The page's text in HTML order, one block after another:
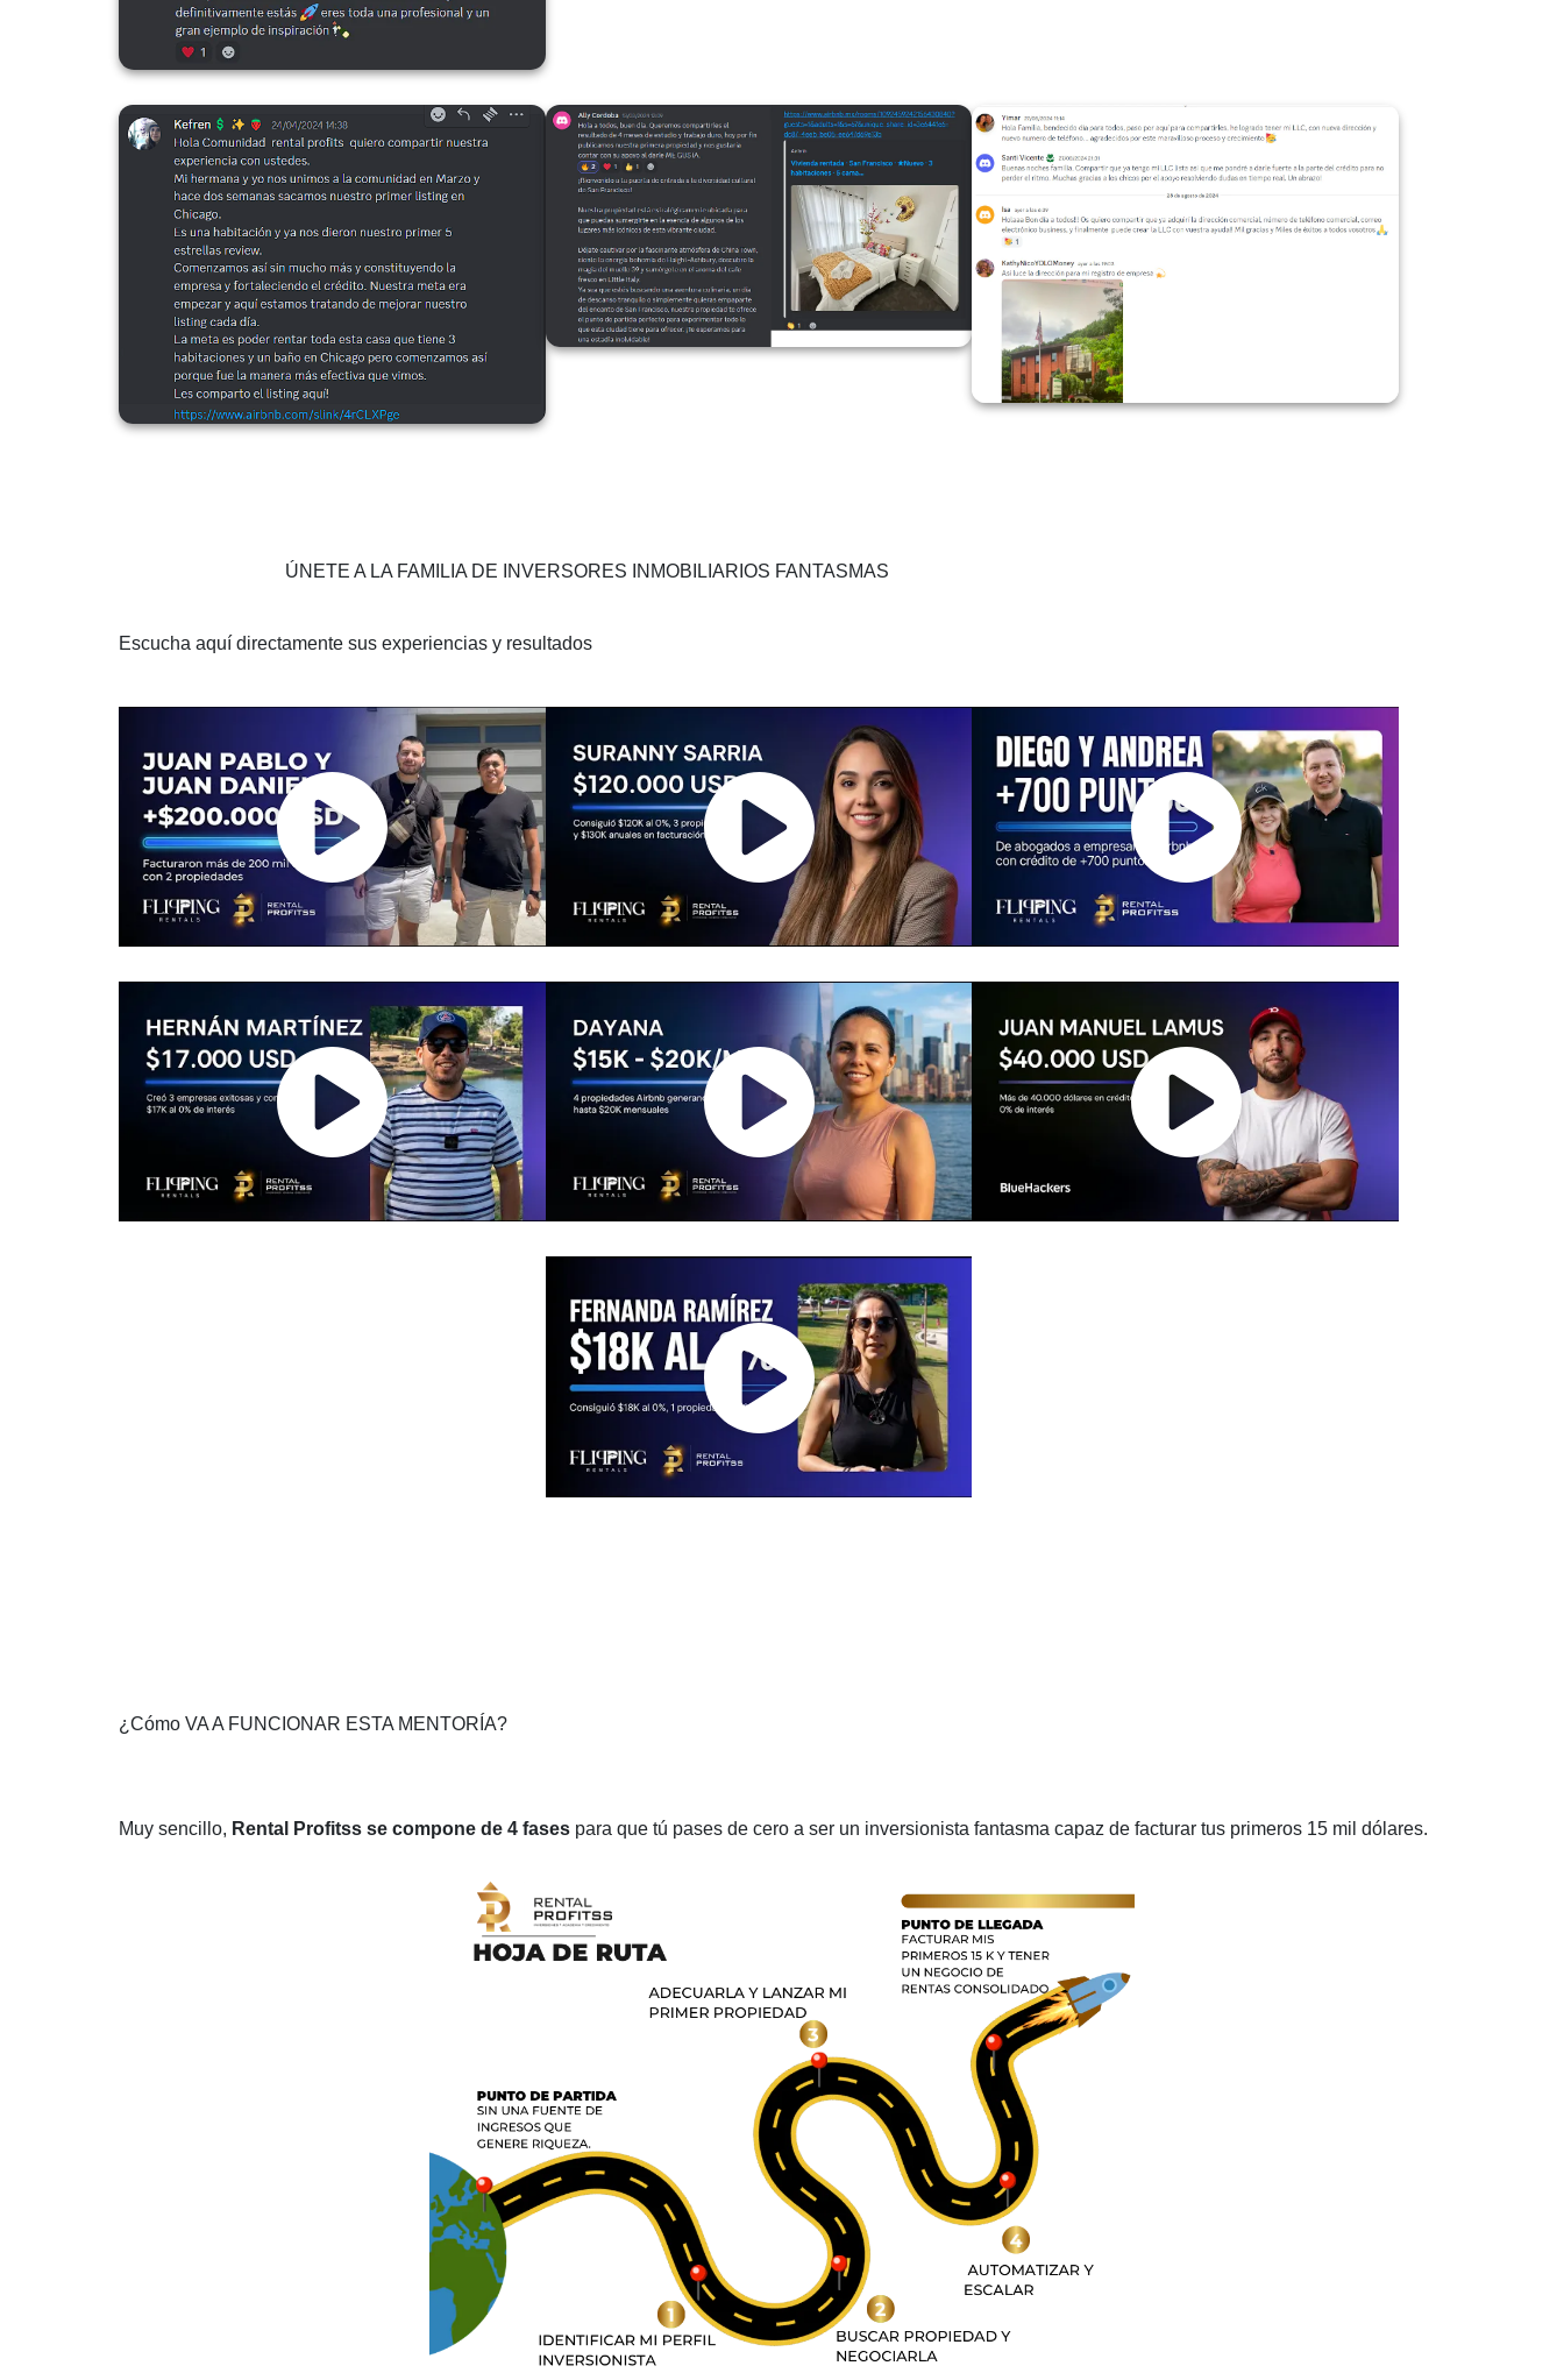
ÚNETE A LA FAMILIA DE INVERSORES INMOBILIARIOS FANTASMAS
Escucha aquí directamente sus experiencias y resultados
¿Cómo VA A FUNCIONAR ESTA MENTORÍA?
Muy sencillo, Rental Profitss se compone de 4 fases para que tú pases de cero a ser un inversionista fantasma capaz de facturar tus primeros 15 mil dólares.